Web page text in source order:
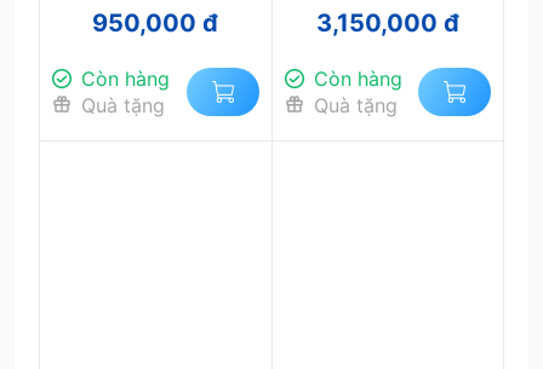
Micro-ATX | Bền Bỉ,
950,000 đ
Còn hàng
Quà tặng
Trợ Xeon E5 V3/V4 |
Workstation Siêu
Mạnh
3,150,000 đ
Còn hàng
Quà tặng